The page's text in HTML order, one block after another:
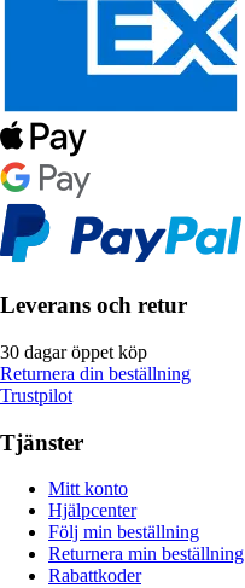
Leverans och retur
30 dagar öppet köp
Returnera din beställning
Trustpilot
Tjänster
Mitt konto
Hjälpcenter
Följ min beställning
Returnera min beställning
Rabattkoder